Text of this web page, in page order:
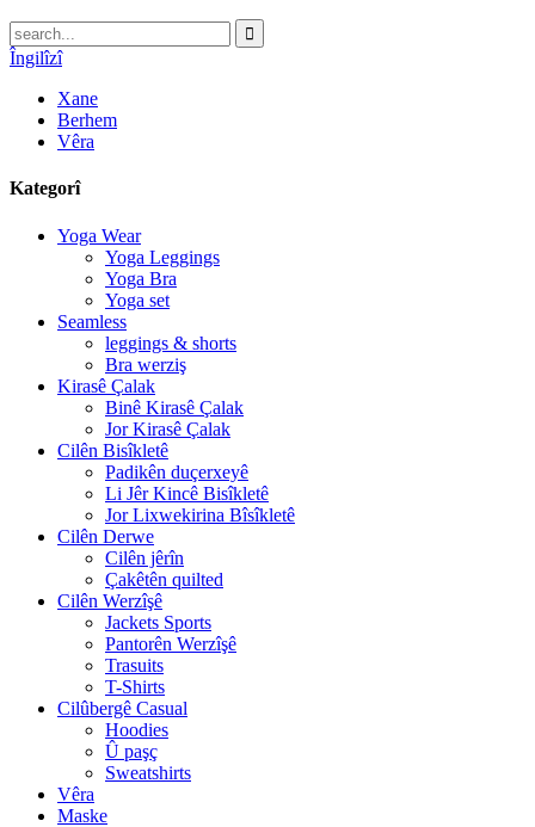
Îngilîzî
Xane
Berhem
Vêra
Kategorî
Yoga Wear
Yoga Leggings
Yoga Bra
Yoga set
Seamless
leggings & shorts
Bra werziş
Kirasê Çalak
Binê Kirasê Çalak
Jor Kirasê Çalak
Cilên Bisîkletê
Padikên duçerxeyê
Li Jêr Kincê Bisîkletê
Jor Lixwekirina Bîsîkletê
Cilên Derwe
Cilên jêrîn
Çakêtên quilted
Cilên Werzîşê
Jackets Sports
Pantorên Werzîşê
Trasuits
T-Shirts
Cilûbergê Casual
Hoodies
Û paşç
Sweatshirts
Vêra
Maske